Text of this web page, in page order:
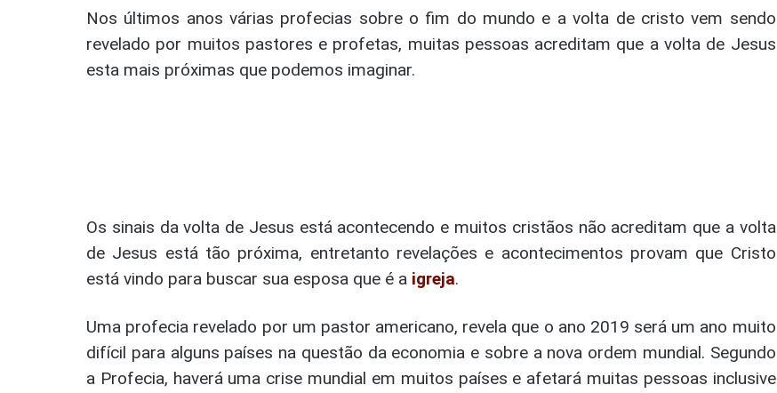
Nos últimos anos várias profecias sobre o fim do mundo e a volta de cristo vem sendo
revelado por muitos pastores e profetas, muitas pessoas acreditam que a volta de Jesus
esta mais próximas que podemos imaginar.
Os sinais da volta de Jesus está acontecendo e muitos cristãos não acreditam que a volta
de Jesus está tão próxima, entretanto revelações e acontecimentos provam que Cristo
está vindo para buscar sua esposa que é a igreja.
Uma profecia revelado por um pastor americano, revela que o ano 2019 será um ano muito
difícil para alguns países na questão da economia e sobre a nova ordem mundial. Segundo
a Profecia, haverá uma crise mundial em muitos países e afetará muitas pessoas inclusive